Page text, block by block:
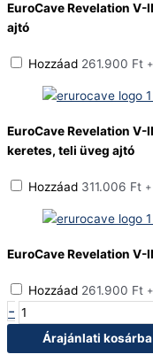
EuroCave Revelation
ajtó
Hozzáad 261.900 Ft
EuroCave Revelation V-
keretes, teli üveg ajtó
Hozzáad 311.006 Ft
EuroCave Revelation
Hozzáad 261.900 Ft
-
Árajánlati